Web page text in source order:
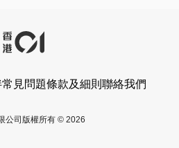
常見問題條款及細則 聯絡我們
公司版權所有 © 2026